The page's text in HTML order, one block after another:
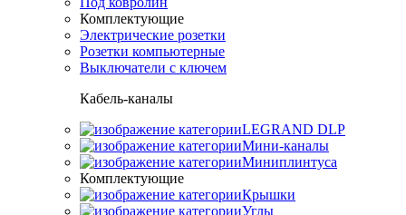
Комплектующие
Электрические розетки
Розетки компьютерные
Выключатели с ключем
Кабель-каналы
LEGRAND DLP
Мини-каналы
Миниплинтуса
Комплектующие
Крышки
Углы